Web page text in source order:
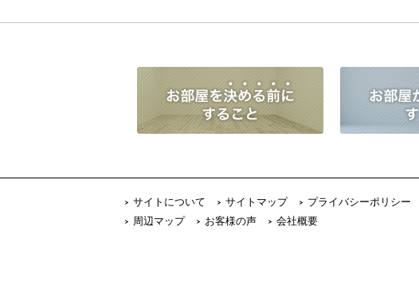
サイトについて サイトマップ プライバシーポリシー
周辺マップ
お客様の声 会社概要